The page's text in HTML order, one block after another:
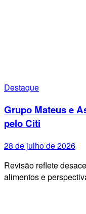
Destaque
Grupo Mateus e
pelo Citi
28 de julho de 2026
Revisão reflete
alimentos e